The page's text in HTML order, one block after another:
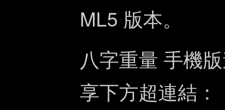
ML5 版本。
八字重量 手機
享下方超連結：